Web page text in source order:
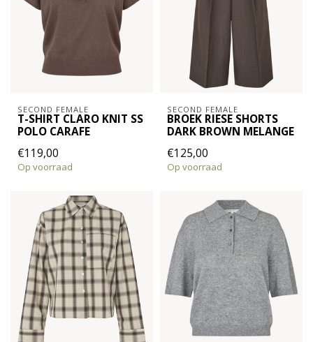
SECOND FEMALE
T-SHIRT CLARO KNIT SS
POLO CARAFE
€119,00
Op voorraad
SECOND FEMALE
BROEK RIESE SHORTS
DARK BROWN MELANGE
€125,00
Op voorraad